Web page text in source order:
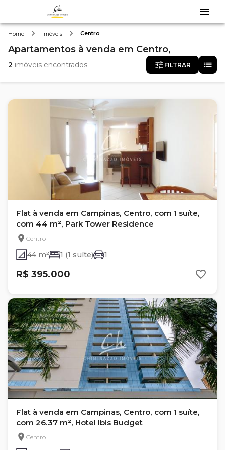
Home Imóveis Centro
Apartamentos à venda em Centro,
2 imóveis encontrados FILTRAR
Flat à venda em Campinas, Centro, com 1 suíte,
com 44 m², Park Tower Residence
Centro
44 m² 1 (1 suíte) 1
R$ 395.000
Flat à venda em Campinas, Centro, com 1 suíte,
com 26.37 m², Hotel Ibis Budget
Centro